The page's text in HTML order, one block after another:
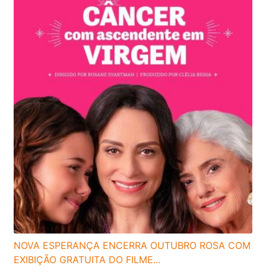
NOVA ESPERANÇA ENCERRA OUTUBRO ROSA COM
EXIBIÇÃO GRATUITA DO FILME...